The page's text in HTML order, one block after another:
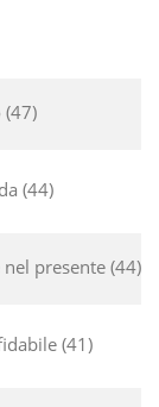
47
44
presente 44
41